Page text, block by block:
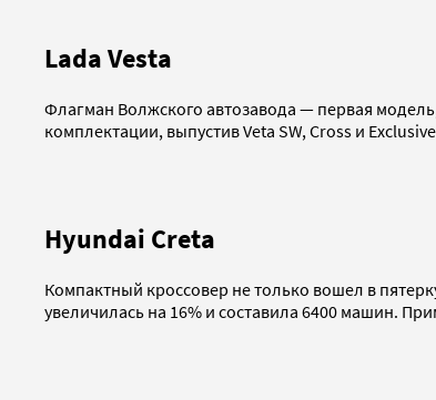
Lada Vesta
Флагман Волжского автозавода — первая
комплектации, выпустив Veta SW, Cross и
Hyundai Creta
Компактный кроссовер не только вошел в
увеличилась на 16% и составила 6400 машин.